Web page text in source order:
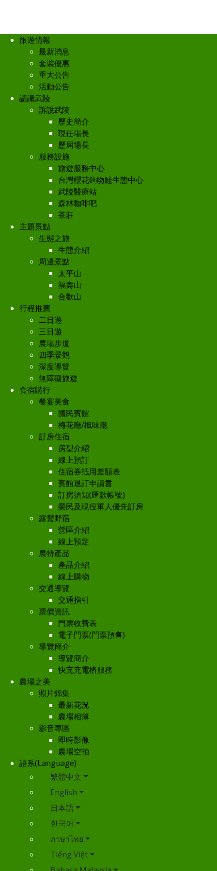
旅遊情報
最新消息
套裝優惠
重大公告
活動公告
認識武陵
訴說武陵
歷史簡介
現任場長
歷屆場長
服務設施
旅遊服務中心
台灣櫻花鉤吻鮭生態中心
武陵醫療站
森林咖啡吧
茶莊
主題景點
生態之旅
生態介紹
周邊景點
太平山
福壽山
合歡山
行程推薦
二日遊
三日遊
農場步道
四季景觀
深度導覽
無障礙旅遊
食宿購行
餐宴美食
國民賓館
梅花廳/楓味廳
訂房住宿
房型介紹
線上預訂
住宿券抵用差額表
賓館退訂申請書
訂房須知(匯款帳號)
榮民及現役軍人優先訂房
露營野宿
營區介紹
線上預定
農特產品
產品介紹
線上購物
交通導覽
交通指引
票價資訊
門票收費表
電子門票(門票預售)
導覽簡介
導覽簡介
快充充電樁服務
農場之美
照片錦集
最新花況
農場相簿
影音專區
即時影像
農場空拍
語系(Language)
繁體中文
English
日本語
한국어
ภาษาไทย
Tiếng Việt